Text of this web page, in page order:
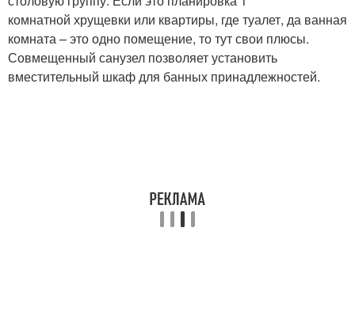
комнатной хрущевки или квартиры, где туалет, да ванная
комната – это одно помещение, то тут свои плюсы.
Совмещенный санузел позволяет установить
вместительный шкаф для банных принадлежностей.